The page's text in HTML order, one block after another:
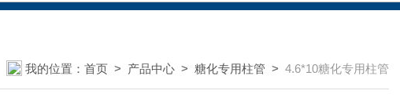
我的位置： 首页 > 产品中心 > 糖化专用柱管 > 4.6*10糖化专用柱管